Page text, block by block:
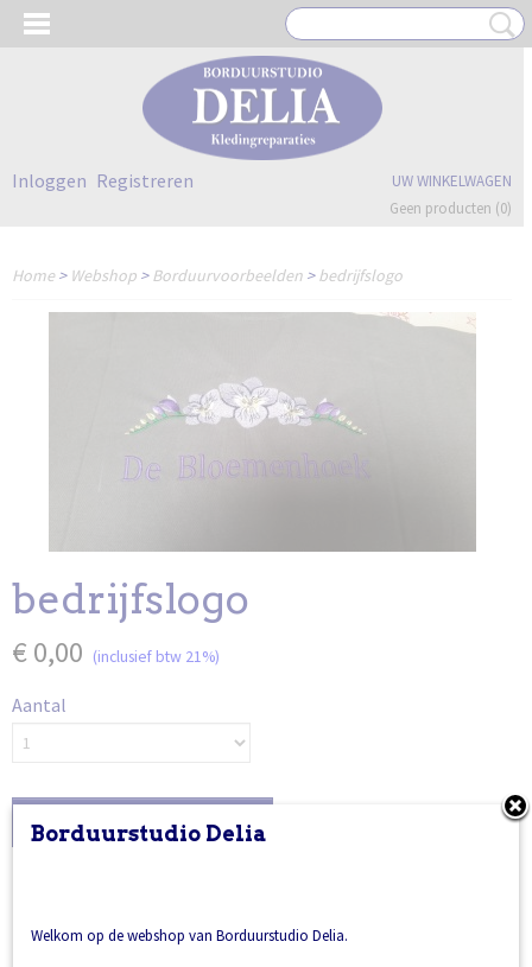
Inloggen Registreren
UW WINKELWAGEN
Geen producten (0)
Home > Webshop >Borduurvoorbeelden >bedrijfslogo
bedrijfslogo
€ 0,00 (inclusief btw 21%)
Aantal
IN WINKELWAGEN
Borduurstudio Delia
Welkom op de webshop van Borduurstudio Delia.